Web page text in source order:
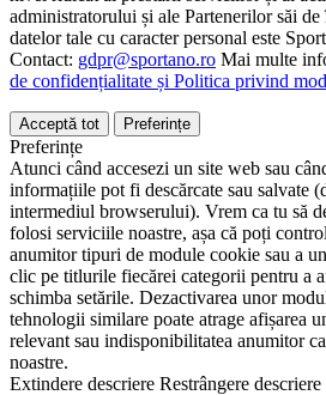
administratorului și ale Partenerilor săi
datelor tale cu caracter personal este
Contact: gdpr@sportano.ro Mai multe
de confidențialitate și Politica privind
Acceptă tot Preferințe
Preferințe
Atunci când accesezi un site web sau
informațiile pot fi descărcate sau salvate
intermediul browserului). Vrem ca tu să
folosi serviciile noastre, așa că poți
anumitor tipuri de module cookie sau a
clic pe titlurile fiecărei categorii pentru a
schimba setările. Dezactivarea unor
tehnologii similare poate atrage afișarea
relevant sau indisponibilitatea anumitor
noastre.
Extindere descriere Restrângere descriere